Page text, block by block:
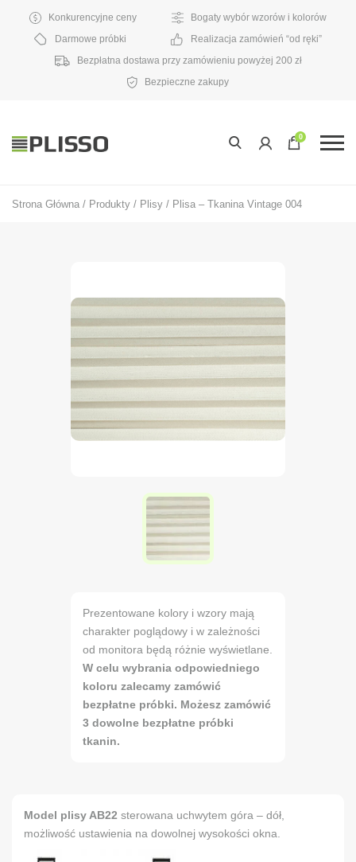
Konkurencyjne ceny
Bogaty wybór wzorów i kolorów
Darmowe próbki
Realizacja zamówień “od ręki”
Bezpłatna dostawa przy zamówieniu powyżej 200 zł
Bezpieczne zakupy
0
Strona Główna / Produkty / Plisy / Plisa – Tkanina Vintage 004
Prezentowane kolory i wzory mają
charakter poglądowy i w zależności
od monitora będą różnie wyświetlane.
W celu wybrania odpowiedniego
koloru zalecamy zamówić
bezpłatne próbki. Możesz zamówić
3 dowolne bezpłatne próbki
tkanin.
Model plisy AB22 sterowana uchwytem góra – dół,
możliwość ustawienia na dowolnej wysokości okna.